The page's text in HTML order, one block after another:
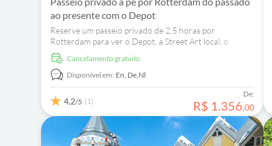
ao presente com o Depot
Reserve um passeio privado de 2,5 horas por
Rotterdam para ver o Depot, a Street Art local, o
Market Hall e visite o mirante de Het Witte Huis.
Cancelamento gratuito
Disponível em: En, De,Nl
4,2/5 (1)
De:
R$ 1.356,00